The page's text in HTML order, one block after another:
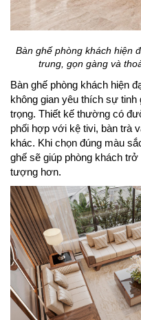
Bàn ghế phòng khách hiện
trung, gọn gàng và
Bàn ghế phòng khách hiện
không gian yêu thích sự tinh
trọng. Thiết kế thường có
phối hợp với kệ tivi, bàn trà
khác. Khi chọn đúng màu
ghế sẽ giúp phòng khách
tượng hơn.